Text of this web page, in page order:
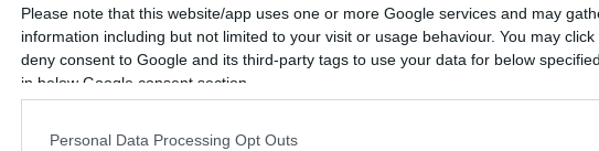
Please note that this website/app uses one or more Google services and may
information including but not limited to your visit or usage behaviour. You may
deny consent to Google and its third-party tags to use your data for below
in below Google consent section.
Personal Data Processing Opt Outs
ο Ιστγουντ και η Σαντέρα
γνωρίστηκαν στο Mission Ranch
Hotel, ένα ξενοδοχείο ιδιοκτησίας
του ηθοποιού